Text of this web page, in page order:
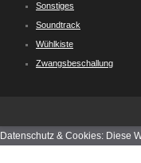
Sonstiges
Soundtrack
Wühlkiste
Zwangsbeschallung
Datenschutz & Cookies: Diese